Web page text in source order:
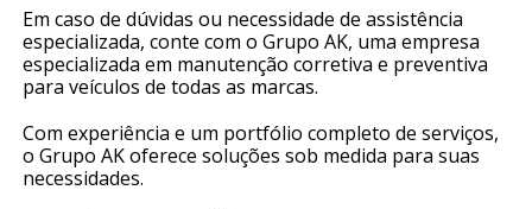
Em caso de dúvidas ou necessidade de assistência
especializada, conte com o Grupo AK, uma empresa
especializada em manutenção corretiva e preventiva
para veículos de todas as marcas.
Com experiência e um portfólio completo de serviços,
o Grupo AK oferece soluções sob medida para suas
necessidades.